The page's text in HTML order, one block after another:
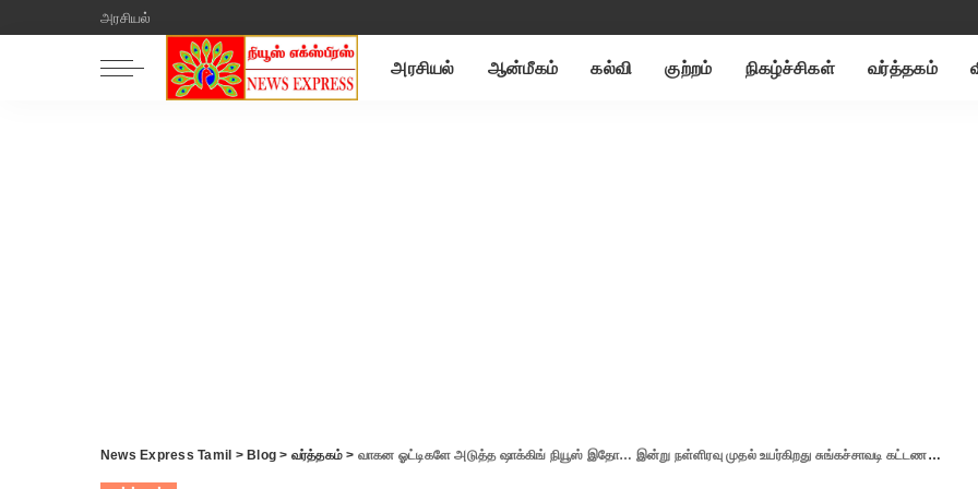
அரசியல்
அரசியல் ஆன்மீகம் கல்வி குற்றம் நிகழ்ச்சிகள் வர்த்தகம்
News Express Tamil > Blog > வர்த்தகம் > வாகன ஓட்டிகளே அடுத்த ஷாக்கிங் நியூஸ் இதோ… இன்று நள்ளிரவு முதல் உயர்கிறது சுங்கச்சாவடி கட்டணம்..!